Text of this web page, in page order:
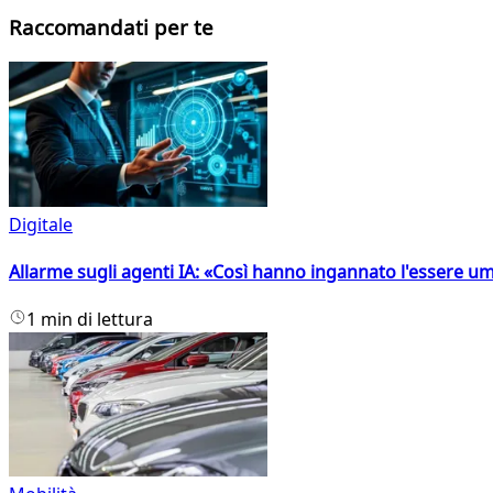
Raccomandati per te
Digitale
Allarme sugli agenti IA: «Così hanno ingannato l'essere
1 min di lettura